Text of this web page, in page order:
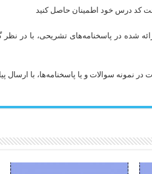
کد درس خود اطمینان حاصل کنید
شده در پاسخنامه‌های تشریحی، با در
نمونه سوالات و یا پاسخنامه‌ها، با ارسال